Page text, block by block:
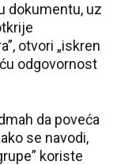
dokumentu, uz
otvori „iskren
odgovornost
da poveća
se navodi,
koriste